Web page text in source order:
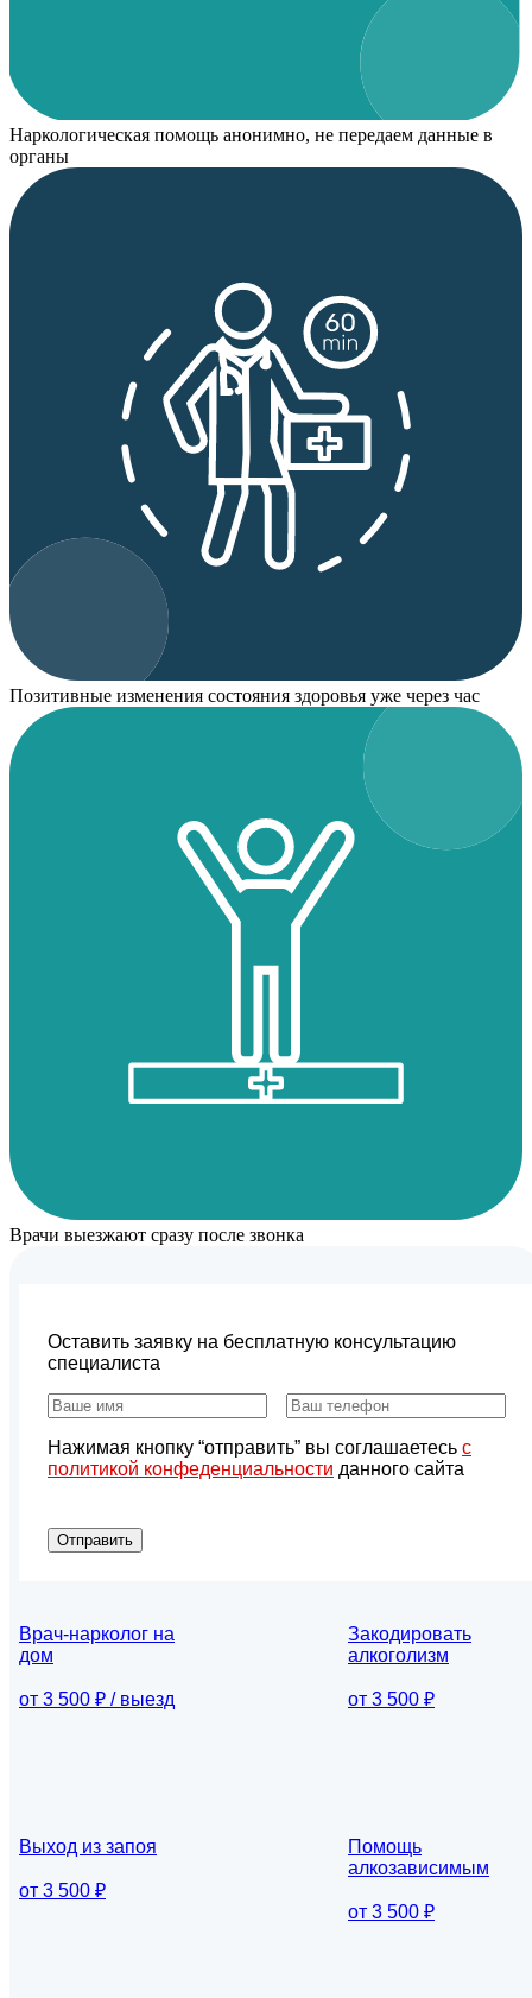
Наркологическая помощь анонимно, не передаем данные в
органы
Позитивные изменения состояния здоровья уже через час
Врачи выезжают сразу после звонка
Оставить заявку на бесплатную консультацию
специалиста
Нажимая кнопку “отправить” вы соглашаетесь с
политикой конфеденциальности данного сайта
Отправить
Врач-нарколог на
дом
от 3 500 ₽ / выезд
Закодировать
алкоголизм
от 3 500 ₽
Выход из запоя
от 3 500 ₽
Помощь
алкозависимым
от 3 500 ₽